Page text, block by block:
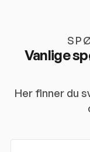
Vanlige
Her finner du